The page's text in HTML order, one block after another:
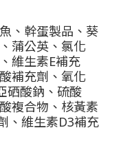
、 幹蛋製品、葵
蒲公英、氯化
維生素E補充
補充劑、氧化
硒酸鈉、硫酸
複合物、核黃素
、維生素D3補充